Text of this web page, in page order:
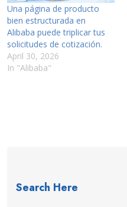
Una página de producto
bien estructurada en
Alibaba puede triplicar tus
solicitudes de cotización.
April 30, 2026
In "Alibaba"
Search Here